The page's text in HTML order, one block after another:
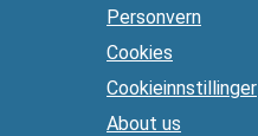
Personvern
Cookies
Cookieinnstillinger
About us